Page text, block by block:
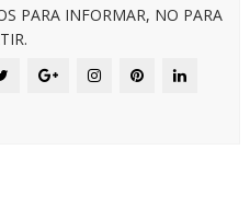
PARA INFORMAR, NO PARA